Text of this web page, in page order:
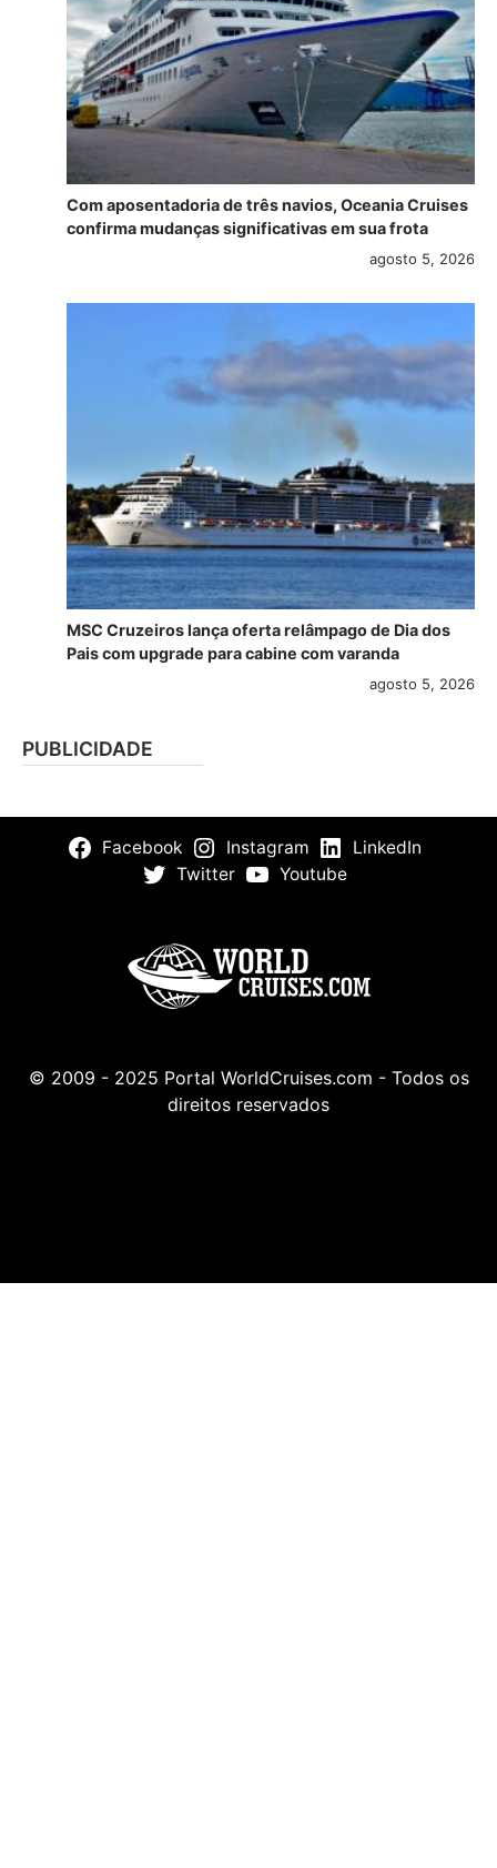
Com aposentadoria de três navios, Oceania Cruises
confirma mudanças significativas em sua frota
agosto 5, 2026
MSC Cruzeiros lança oferta relâmpago de Dia dos
Pais com upgrade para cabine com varanda
agosto 5, 2026
PUBLICIDADE
Facebook Instagram
LinkedIn
Twitter
Youtube
© 2009 - 2025 Portal WorldCruises.com - Todos os
direitos reservados